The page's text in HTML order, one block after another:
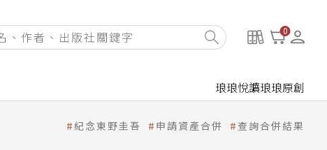
0
琅琅悅讀琅琅原創
紀念東野圭吾 申請資產合併 查詢合併結果